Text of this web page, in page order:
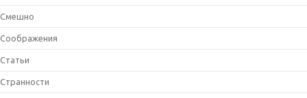
Смешно
Соображения
Статьи
Странности